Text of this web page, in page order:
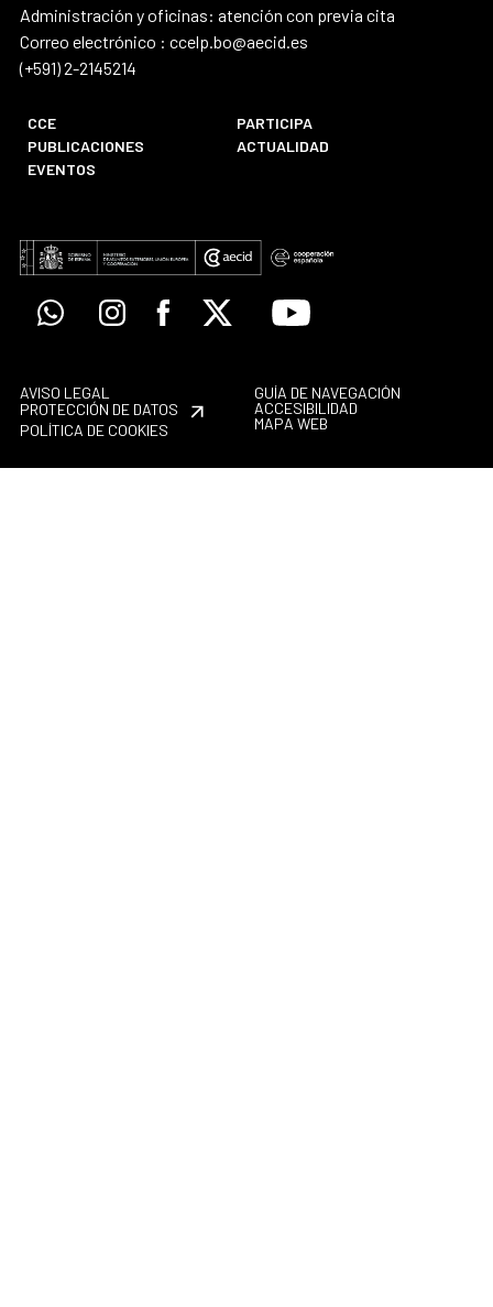
Administración y oficinas: atención con previa cita
Correo electrónico : ccelp.bo@aecid.es
(+591) 2-2145214
CCE
PARTICIPA
PUBLICACIONES
ACTUALIDAD
EVENTOS
WhatsappInstagramFacebook
X Youtube
AVISO LEGAL
PROTECCIÓN DE DATOS
POLÍTICA DE COOKIES
GUÍA DE NAVEGACIÓN
ACCESIBILIDAD
MAPA WEB